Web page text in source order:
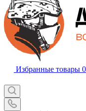
Избранные товары 0